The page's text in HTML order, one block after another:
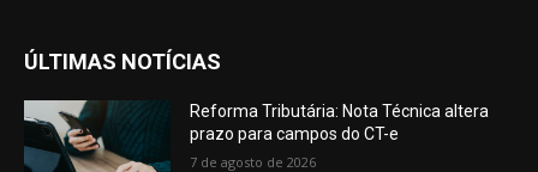
ÚLTIMAS NOTÍCIAS
Reforma Tributária: Nota Técnica altera
prazo para campos do CT-e
7 de agosto de 2026